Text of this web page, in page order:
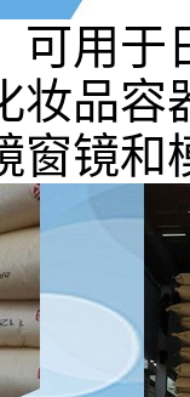
可用于
妆品
窗镜和